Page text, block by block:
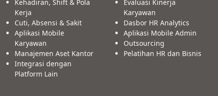
Kehadiran, Shift & Pola
Kerja
Cuti, Absensi & Sakit
Aplikasi Mobile
Karyawan
Manajemen Aset Kantor
Integrasi dengan
Platform Lain
Evaluasi Kinerja
Karyawan
Dasbor HR Analytics
Aplikasi Mobile Admin
Outsourcing
Pelatihan HR dan Bisnis